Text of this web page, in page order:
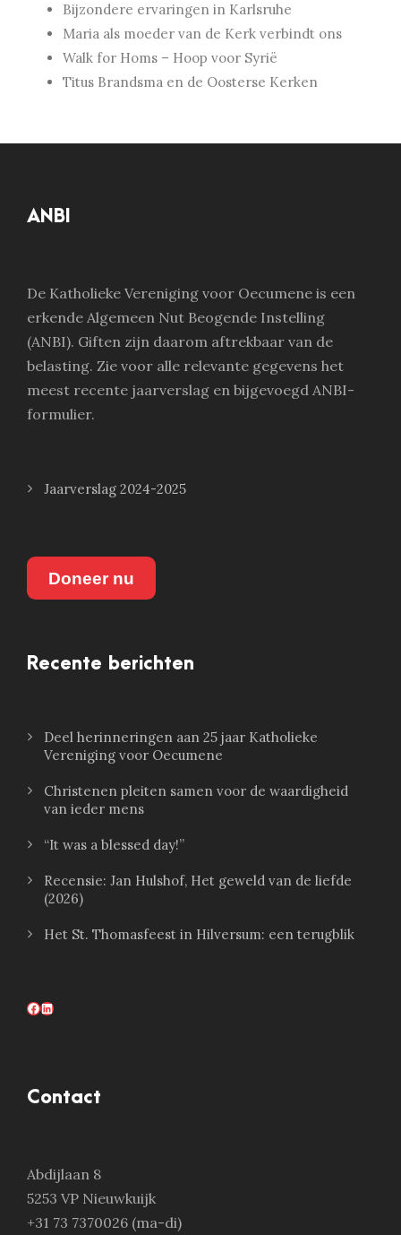
Bijzondere ervaringen in Karlsruhe
Maria als moeder van de Kerk verbindt ons
Walk for Homs – Hoop voor Syrië
Titus Brandsma en de Oosterse Kerken
ANBI
De Katholieke Vereniging voor Oecumene is een
erkende Algemeen Nut Beogende Instelling
(ANBI). Giften zijn daarom aftrekbaar van de
belasting. Zie voor alle relevante gegevens het
meest recente jaarverslag en bijgevoegd ANBI-
formulier.
Jaarverslag 2024-2025
Doneer nu
Recente berichten
Deel herinneringen aan 25 jaar Katholieke
Vereniging voor Oecumene
Christenen pleiten samen voor de waardigheid
van ieder mens
“It was a blessed day!”
Recensie: Jan Hulshof, Het geweld van de liefde
(2026)
Het St. Thomasfeest in Hilversum: een terugblik
Facebook LinkedIn
Contact
Abdijlaan 8
5253 VP Nieuwkuijk
+31 73 7370026 (ma-di)